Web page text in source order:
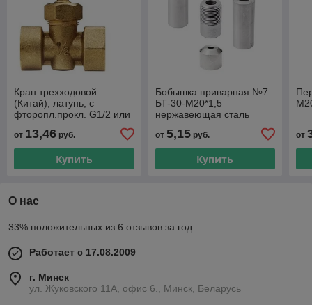
Кран трехходовой
(Китай), латунь, с
фторопл.прокл. G1/2 или
от 13,46 руб.
Купить
Бобышка приварная №7
БТ-30-М20*1,5
нержавеющая сталь
от 5,15руб.
Купить
от
О нас
33% положительных из 6 отзывов за год
Работает с 17.08.2009
г. Минск
ул. Жуковского 11А, офис 6., Минск, Беларусь